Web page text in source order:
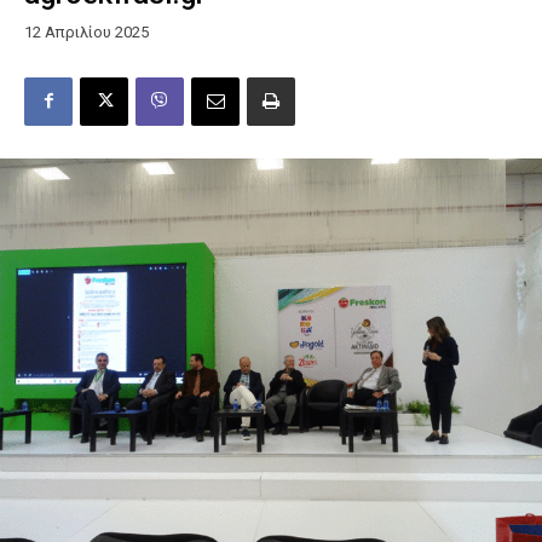
12 Απριλίου 2025